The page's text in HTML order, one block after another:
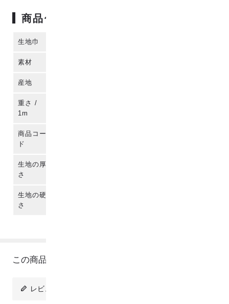
商品仕様
生地巾
素材
産地
重さ /
1m
商品コー
ド
生地の厚
さ
生地の硬
さ
この商品のレビュー
レビューを投稿